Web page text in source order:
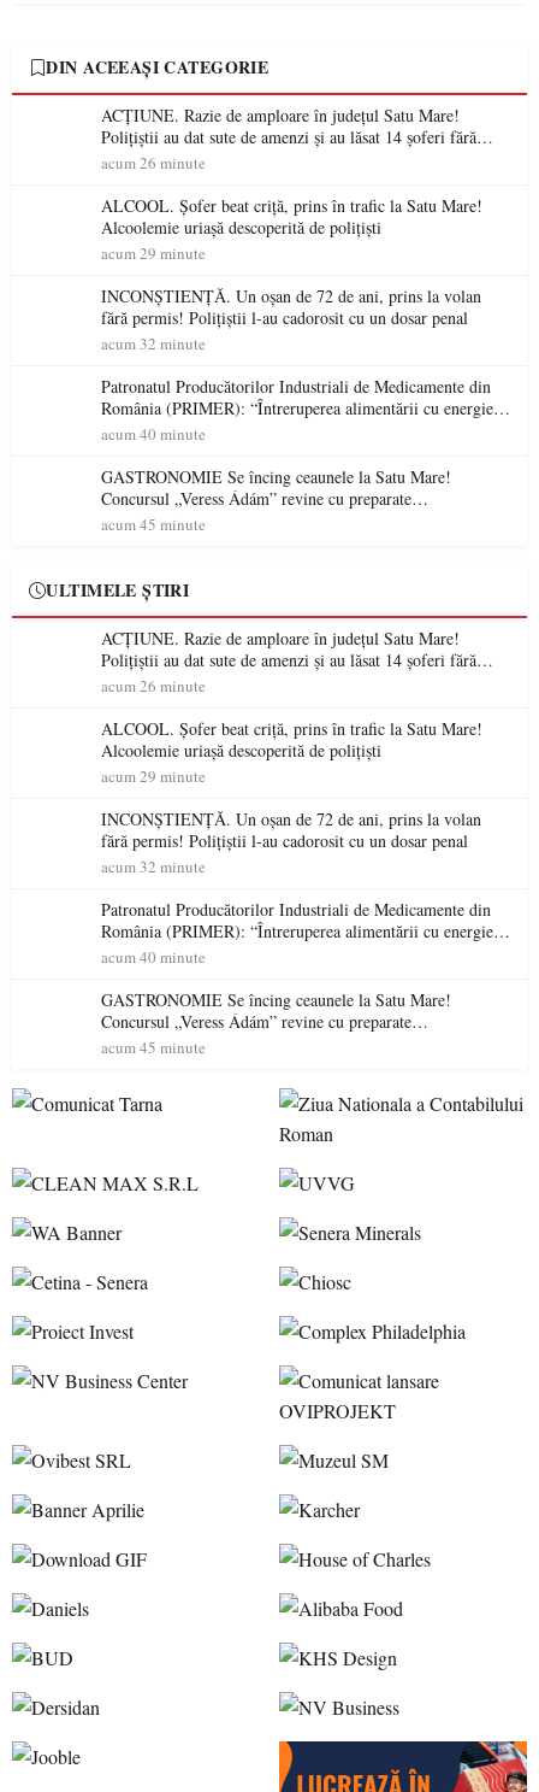
DIN ACEEAȘI CATEGORIE
ACȚIUNE. Razie de amploare în județul Satu Mare!
Polițiștii au dat sute de amenzi și au lăsat 14 șoferi fără
permis într-o singură zi
acum 26 minute
ALCOOL. Șofer beat criță, prins în trafic la Satu Mare!
Alcoolemie uriașă descoperită de polițiști
acum 29 minute
INCONȘTIENȚĂ. Un oșan de 72 de ani, prins la volan
fără permis! Polițiștii l-au cadorosit cu un dosar penal
acum 32 minute
Patronatul Producătorilor Industriali de Medicamente din
România (PRIMER): “Întreruperea alimentării cu energie
electrică a fabricilor de medicamente va pune în pericol
acum 40 minute
GASTRONOMIE Se încing ceaunele la Satu Mare!
Concursul „Veress Ádám” revine cu preparate
spectaculoase, premii și un jurat de renume
acum 45 minute
ULTIMELE ȘTIRI
ACȚIUNE. Razie de amploare în județul Satu Mare!
Polițiștii au dat sute de amenzi și au lăsat 14 șoferi fără
permis într-o singură zi
acum 26 minute
ALCOOL. Șofer beat criță, prins în trafic la Satu Mare!
Alcoolemie uriașă descoperită de polițiști
acum 29 minute
INCONȘTIENȚĂ. Un oșan de 72 de ani, prins la volan
fără permis! Polițiștii l-au cadorosit cu un dosar penal
acum 32 minute
Patronatul Producătorilor Industriali de Medicamente din
România (PRIMER): “Întreruperea alimentării cu energie
electrică a fabricilor de medicamente va pune în pericol
acum 40 minute
GASTRONOMIE Se încing ceaunele la Satu Mare!
Concursul „Veress Ádám” revine cu preparate
spectaculoase, premii și un jurat de renume
acum 45 minute